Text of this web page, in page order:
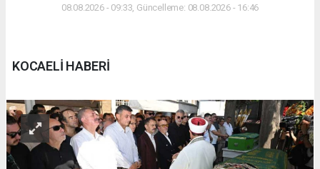
08.08.2026 - 09:33, Güncelleme: 08.08.2026 - 16:46
KOCAELİ HABERİ